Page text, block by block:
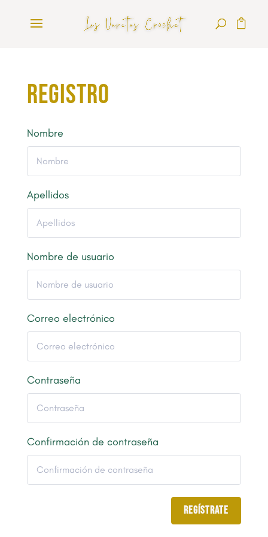
Registro
Nombre
Apellidos
Nombre de usuario
Correo electrónico
Contraseña
Confirmación de contraseña
Regístrate